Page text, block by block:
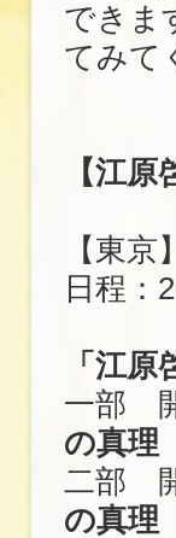
できま
てみて
【江
【東京】
日程：
「江原
一部
の真理
二部
の真理